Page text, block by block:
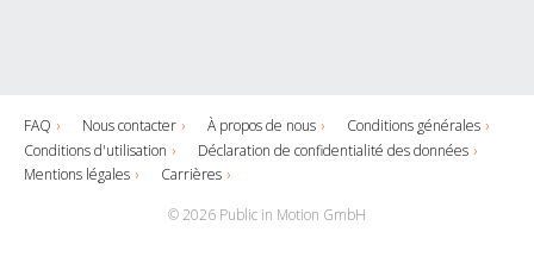
FAQ Nous contacter À propos de nous
Conditions générales
Conditions d'utilisation
Déclaration de confidentialité des données
Mentions légales
Carrières
© 2026 Public in Motion GmbH